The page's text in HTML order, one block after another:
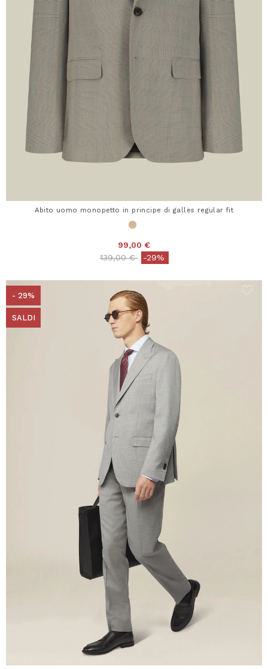
Abito uomo monopetto in principe di galles regular fit
99,00 €
Price reduced from
139,00 €to-29%
- 29%
SALDI